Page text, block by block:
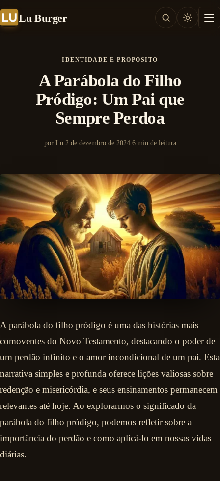
Lu Burger
IDENTIDADE E PROPÓSITO
A Parábola do Filho
Pródigo: Um Pai que
Sempre Perdoa
por Lu 2 de dezembro de 2024 6 min de leitura
A parábola do filho pródigo é uma das histórias mais
comoventes do Novo Testamento, destacando o poder de
um perdão infinito e o amor incondicional de um pai. Esta
narrativa simples e profunda oferece lições valiosas sobre
redenção e misericórdia, e seus ensinamentos permanecem
relevantes até hoje. Ao explorarmos o significado da
parábola do filho pródigo, podemos refletir sobre a
importância do perdão e como aplicá-lo em nossas vidas
diárias.